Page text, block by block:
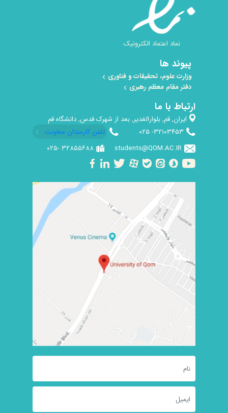
نماد اعتماد الکترونیک
پیوند ها
وزارت علوم، تحقیقات و فناوری
دفتر مقام معظم رهبری
ارتباط با ما
ایران, قم, بلوارالغدیر, بعد از شهرک قدس, دانشگاه قم
۳۲۱۰۳۴۵۳- ۰۲۵​
تلفن کارمندان معاونت
students@QOM.AC.IR
۳۲۸۵۵۶۸۸ -۰۲۵